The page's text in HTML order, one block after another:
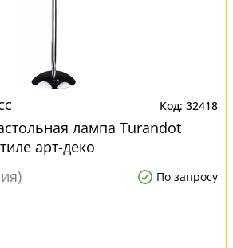
32418
лампа Turandot
арт-деко
По запросу